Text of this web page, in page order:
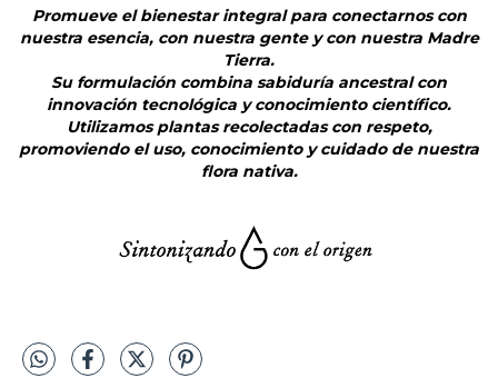
Promueve el bienestar integral para conectarnos con
nuestra esencia, con nuestra gente y con nuestra Madre
Tierra.
Su formulación combina sabiduría ancestral con
innovación tecnológica y conocimiento científico.
Utilizamos plantas recolectadas con respeto,
promoviendo el uso, conocimiento y cuidado de nuestra
flora nativa.